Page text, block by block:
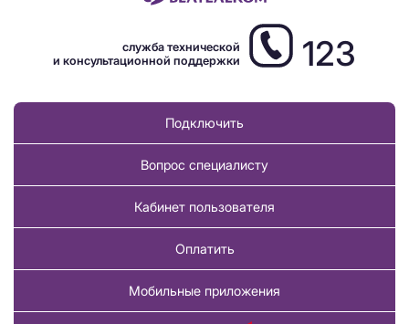
служба технической
и консультационной поддержки
123
Подключить
Вопрос специалисту
Кабинет пользователя
Оплатить
Мобильные приложения